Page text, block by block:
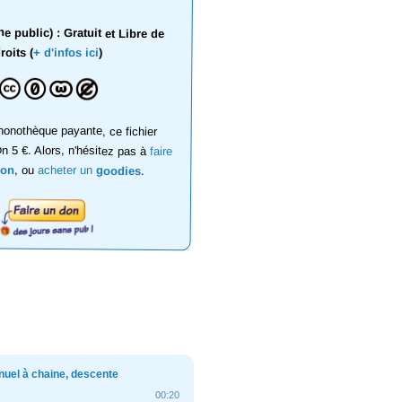
public) : Gratuit et Libre de
(+ d'infos ici)
payante, ce fichier
5 €. Alors, n'hésitez pas àfaire
, ouacheter ungoodies.
à chaine, descente
00:20